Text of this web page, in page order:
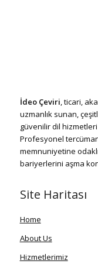
İdeo Çeviri, ticari,
uzmanlık sunan,
güvenilir dil
Profesyonel
memnuniyetine
bariyerlerini aşma
Site Haritası
Home
About Us
Hizmetlerimiz